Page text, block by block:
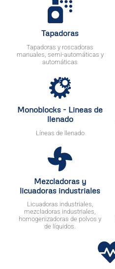
Tapadoras
Tapadoras y roscadoras
manuales, semi-automáticas y
automáticas
Monoblocks - Lineas de
llenado
Líneas de llenado
Mezcladoras y
licuadoras industriales
Licuadoras industriales,
mezcladoras industriales,
homogenizadoras de polvos y
de líquidos.